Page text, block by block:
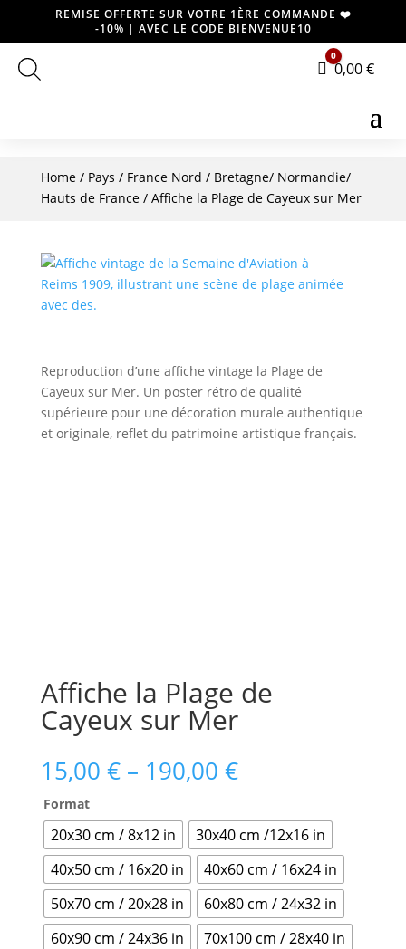
REMISE OFFERTE SUR VOTRE 1ÈRE COMMANDE ❤️
-10% | AVEC LE CODE BIENVENUE10
Panier
0
0,00€
Home/ Pays / France Nord / Bretagne/ Normandie/
Hauts de France/ Affiche la Plage de Cayeux sur Mer
Reproduction d’une affiche vintage la Plage de
Cayeux sur Mer. Un poster rétro de qualité
supérieure pour une décoration murale authentique
et originale, reflet du patrimoine artistique français.
Affiche la Plage de
Cayeux sur Mer
15,00 €– 190,00 €
Format
20x30 cm / 8x12 in
30x40 cm /12x16 in
40x50 cm / 16x20 in
40x60 cm / 16x24 in
50x70 cm / 20x28 in
60x80 cm / 24x32 in
60x90 cm / 24x36 in
70x100 cm / 28x40 in